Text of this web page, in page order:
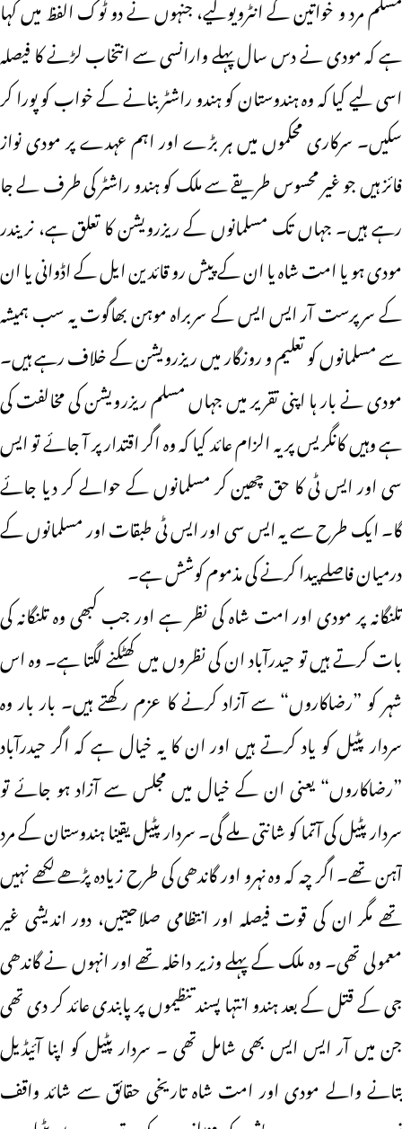
ہے کہ مودی نے دس سال پہلے وارانسی سے انتخاب لڑنے کا فیصلہ
اسی لیے کیا کہ وہ ہندوستان کو ہندو راشٹر بنانے کے خواب کو پورا کر
سکیں۔ سرکاری محکموں میں ہر بڑے اور اہم عہدے پر مودی نواز
فائز ہیں جو غیر محسوس طریقے سے ملک کو ہندو راشٹر کی طرف لے جا
رہے ہیں۔ جہاں تک مسلمانوں کے ریزرویشن کا تعلق ہے، نریندر
مودی ہو یا امت شاہ یا ان کے پیش رو قائدین ایل کے اڈوانی یا ان
کے سرپرست آر ایس ایس کے سربراہ موہن بھاگوت یہ سب ہمیشہ
سے مسلمانوں کو تعلیم و روزگار میں ریزرویشن کے خلاف رہے ہیں۔
مودی نے بار ہا اپنی تقریر میں جہاں مسلم ریزرویشن کی مخالفت کی
ہے وہیں کانگریس پر یہ الزام عائد کیا کہ وہ اگر اقتدار پر آ جائے تو ایس
سی اور ایس ٹی کا حق چھین کر مسلمانوں کے حوالے کر دیا جائے
گا۔ ایک طرح سے یہ ایس سی اور ایس ٹی طبقات اور مسلمانوں کے
درمیان فاصلے پیدا کرنے کی مذموم کوشش ہے۔
تلنگانہ پر مودی اور امت شاہ کی نظر ہے اور جب کبھی وہ تلنگانہ کی
بات کرتے ہیں تو حیدرآباد ان کی نظروں میں کھٹکنے لگتا ہے۔ وہ اس
شہر کو ”رضاکاروں“ سے آزاد کرنے کا عزم رکھتے ہیں۔ بار بار وہ
سردار پٹیل کو یاد کرتے ہیں اور ان کا یہ خیال ہے کہ اگر حیدرآباد
”رضاکاروں“ یعنی ان کے خیال میں مجلس سے آزاد ہو جائے تو
سردار پٹیل کی آتما کو شانتی ملے گی۔ سردار پٹیل یقینا ہندوستان کے مرد
آہن تھے۔ اگر چہ کہ وہ نہرو اور گاندھی کی طرح زیادہ پڑھے لکھے نہیں
تھے مگر ان کی قوت فیصلہ اور انتظامی صلاحیتیں، دور اندیشی غیر
معمولی تھی۔ وہ ملک کے پہلے وزیر داخلہ تھے اور انہوں نے گاندھی
جی کے قتل کے بعد ہندو انتہا پسند تنظیموں پر پابندی عائد کر دی تھی
جن میں آر ایس ایس بھی شامل تھی ۔ سردار پٹیل کو اپنا آئیڈیل
بتانے والے مودی اور امت شاہ تاریخی حقائق سے شائد واقف